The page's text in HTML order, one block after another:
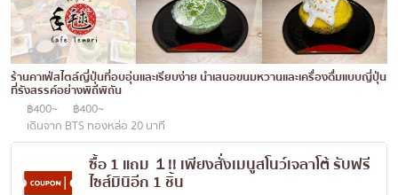
โอโคโนมิยากิ/เทปปันยากิ
ด้ง (ข้าวหน้าต่างๆ)
บุฟเฟต์
มิชลิน
สเต็ก
ของทอดเสียบไม้
บางนา
นานา
อุดมสุข
ศรีราชา
ไอคอนสยาม
เซ็นทรัลเวิลด์
ร้านคาเฟ่สไตล์ญี่ปุ่นที่อบอุ่นและเรียบง่าย นำเสนอขนมหวานและเครื่องดื่มแบบญี่ปุ่น
ที่รังสรรค์อย่างพิถีพิถัน
฿400~
฿400~
เดินจาก BTS ทองหล่อ 20 นาที
ซื้อ 1 แถม １!! เพียงสั่งเมนูสโนว์เจลาโต้ รับฟรี
ไซส์มินิอีก 1 ชิ้น